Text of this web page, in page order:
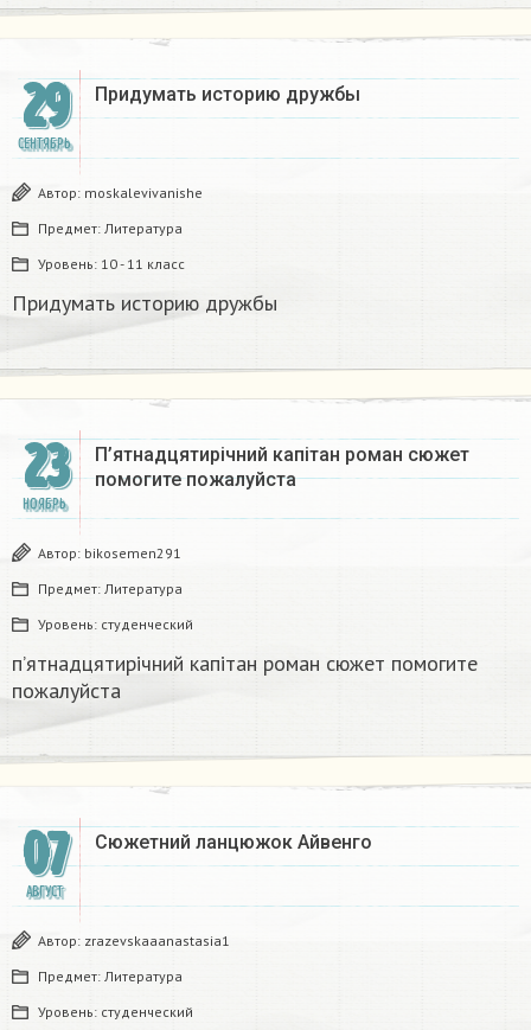
29
СЕНТЯБРЬ
Придумать историю дружбы ​
Автор: moskalevivanishe
Предмет: Литература
Уровень: 10 - 11 класс
Придумать историю дружбы ​
23
НОЯБРЬ
П’ятнадцятирічний капітан роман сюжет
помогите пожалуйста​
Автор: bikosemen291
Предмет: Литература
Уровень: студенческий
п’ятнадцятирічний капітан роман сюжет помогите
пожалуйста​
07
АВГУСТ
Сюжетний ланцюжок Айвенго​
Автор: zrazevskaaanastasia1
Предмет: Литература
Уровень: студенческий